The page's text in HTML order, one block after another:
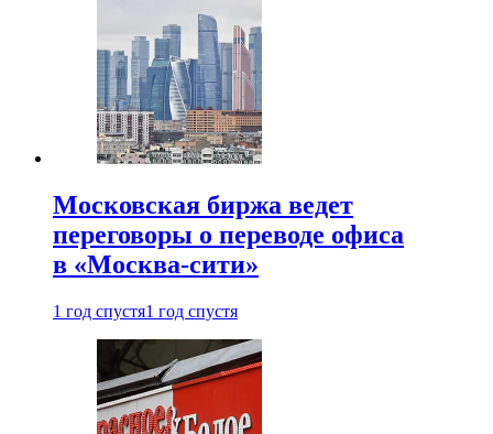
Московская биржа ведет
переговоры о переводе офиса
в «Москва-сити»
1 год спустя1 год спустя